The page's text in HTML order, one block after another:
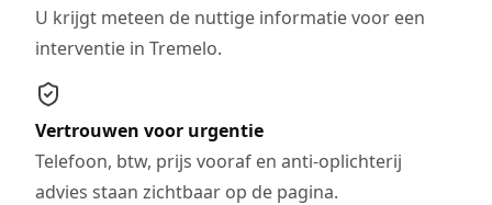
U krijgt meteen de nuttige informatie voor een
interventie in Tremelo.
Vertrouwen voor urgentie
Telefoon, btw, prijs vooraf en anti-oplichterij
advies staan zichtbaar op de pagina.